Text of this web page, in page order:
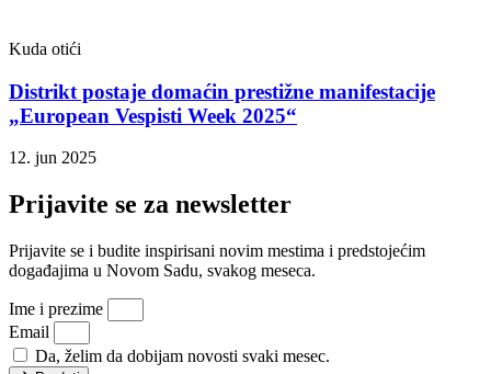
Kuda otići
Distrikt postaje domaćin prestižne manifestacije
„European Vespisti Week 2025“
12. jun 2025
Prijavite se za newsletter
Prijavite se i budite inspirisani novim mestima i predstojećim
događajima u Novom Sadu, svakog meseca.
Ime i prezime
Email
Da, želim da dobijam novosti svaki mesec.